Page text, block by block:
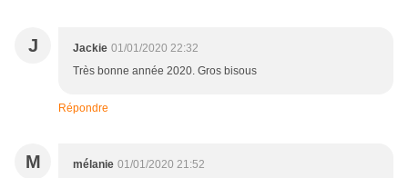
J Jackie 01/01/2020 22:32
Très bonne année 2020. Gros bisous
Répondre
M mélanie 01/01/2020 21:52